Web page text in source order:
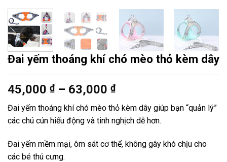
Đai yếm thoáng khí chó mèo thỏ kèm dây
45,000 ₫ – 63,000 ₫Khoảng
giá:
từ
45,000 ₫
đến
63,000 ₫
Đai yếm thoáng khí chó mèo thỏ kèm dây giúp bạn “quản lý”
các chú cún hiếu động và tinh nghịch dễ hơn.
Đai yếm mềm mại, ôm sát cơ thể, không gây khó chịu cho
các bé thú cưng.